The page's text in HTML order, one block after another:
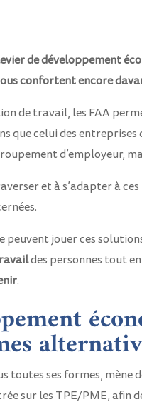
de développement
confortent encore
de travail, les FAA
que celui des
d’employeur,
et à s’adapter à
peuvent jouer ces
des personnes tout
.
toutes ses formes, mène
sur les TPE/PME, afin